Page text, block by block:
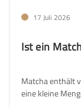
17 Juli 2026
Ist ein
Matcha enthält
eine kleine